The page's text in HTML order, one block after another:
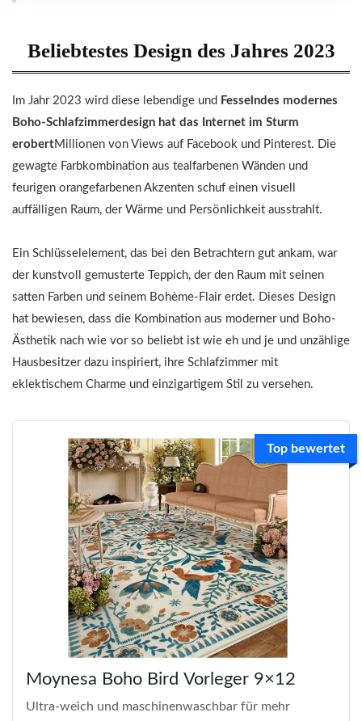
Beliebtestes Design des Jahres 2023
Im Jahr 2023 wird diese lebendige und Fesselndes modernes
Boho-Schlafzimmerdesign hat das Internet im Sturm
erobertMillionen von Views auf Facebook und Pinterest. Die
gewagte Farbkombination aus tealfarbenen Wänden und
feurigen orangefarbenen Akzenten schuf einen visuell
auffälligen Raum, der Wärme und Persönlichkeit ausstrahlt.
Ein Schlüsselelement, das bei den Betrachtern gut ankam, war
der kunstvoll gemusterte Teppich, der den Raum mit seinen
satten Farben und seinem Bohème-Flair erdet. Dieses Design
hat bewiesen, dass die Kombination aus moderner und Boho-
Ästhetik nach wie vor so beliebt ist wie eh und je und unzählige
Hausbesitzer dazu inspiriert, ihre Schlafzimmer mit
eklektischem Charme und einzigartigem Stil zu versehen.
Top bewertet
Moynesa Boho Bird Vorleger 9×12
Ultra-weich und maschinenwaschbar für mehr